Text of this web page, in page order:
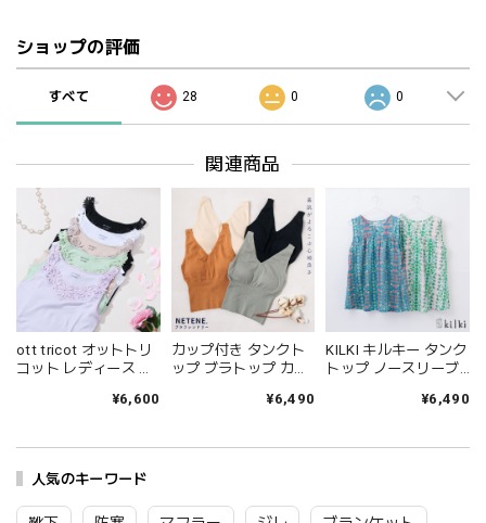
人気のキーワード
ショップの評価
すべて 28 0 0
関連商品
ott tricot オットトリ
コット レディース キ
リコットマーガレッ
ープル グリーン ブラ
ベージュ Ot001
¥6,600
カップ付き タンクト
ップ ブラトップ カッ
カップ付きインナー
NTN2020-03 Sw001
¥6,490
KILKI キルキー タンク
トップ ノースリーブ
ック おしゃれ 半袖 夏
リーン 6S-B35 Kl040
¥6,490